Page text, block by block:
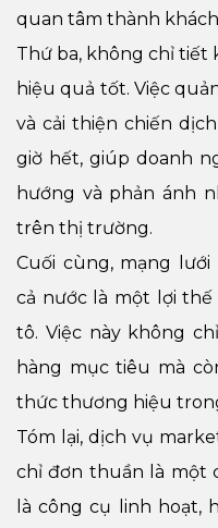
quan tâm thành
Thứ ba, không chỉ tiết
hiệu quả tốt. Việc
và cải thiện chiến
giờ hết, giúp doanh
hướng và phản ánh
trên thị trường.
Cuối cùng, mạng
cả nước là một lợi
tô. Việc này không
hàng mục tiêu mà
thức thương hiệu
Tóm lại, dịch vụ
chỉ đơn thuần là một
là công cụ linh hoạt,